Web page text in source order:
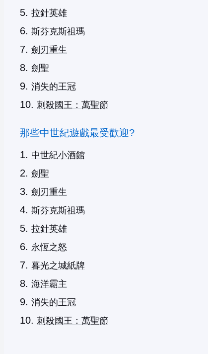
拉針英雄
斯芬克斯祖瑪
劍刃重生
劍聖
消失的王冠
刺殺國王：萬聖節
那些中世紀遊戲最受歡迎?
中世紀小酒館
劍聖
劍刃重生
斯芬克斯祖瑪
拉針英雄
永恆之怒
暮光之城紙牌
海洋霸主
消失的王冠
刺殺國王：萬聖節